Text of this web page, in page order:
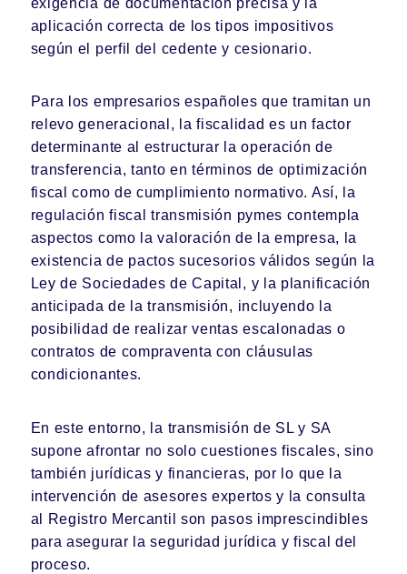
aplicación correcta de los tipos impositivos
según el perfil del cedente y cesionario.
Para los empresarios españoles que tramitan un
relevo generacional, la fiscalidad es un factor
determinante al estructurar la operación de
transferencia, tanto en términos de optimización
fiscal como de cumplimiento normativo. Así, la
regulación fiscal transmisión pymes contempla
aspectos como la valoración de la empresa, la
existencia de pactos sucesorios válidos según la
Ley de Sociedades de Capital, y la planificación
anticipada de la transmisión, incluyendo la
posibilidad de realizar ventas escalonadas o
contratos de compraventa con cláusulas
condicionantes.
En este entorno, la transmisión de SL y SA
supone afrontar no solo cuestiones fiscales, sino
también jurídicas y financieras, por lo que la
intervención de asesores expertos y la consulta
al Registro Mercantil son pasos imprescindibles
para asegurar la seguridad jurídica y fiscal del
proceso.